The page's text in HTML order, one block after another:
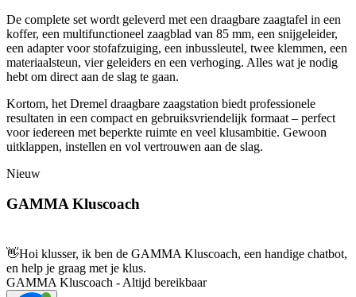
De complete set wordt geleverd met een draagbare zaagtafel in een
koffer, een multifunctioneel zaagblad van 85 mm, een snijgeleider,
een adapter voor stofafzuiging, een inbussleutel, twee klemmen, een
materiaalsteun, vier geleiders en een verhoging. Alles wat je nodig
hebt om direct aan de slag te gaan.
Kortom, het Dremel draagbare zaagstation biedt professionele
resultaten in een compact en gebruiksvriendelijk formaat – perfect
voor iedereen met beperkte ruimte en veel klusambitie. Gewoon
uitklappen, instellen en vol vertrouwen aan de slag.
Nieuw
GAMMA Kluscoach
👋Hoi klusser, ik ben de GAMMA Kluscoach, een handige chatbot,
en help je graag met je klus.
GAMMA Kluscoach - Altijd bereikbaar